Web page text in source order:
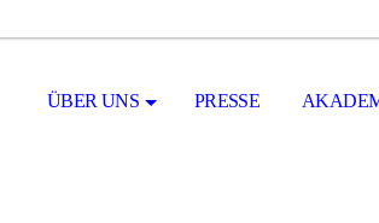
ÜBER UNS PRESSE